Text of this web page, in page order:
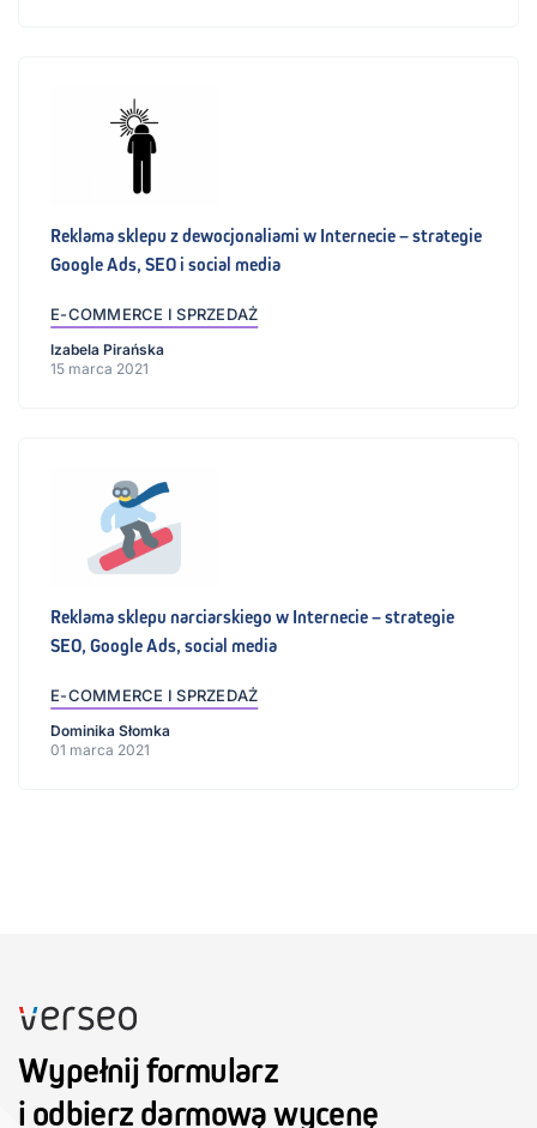
Reklama sklepu z dewocjonaliami w Internecie – strategie
Google Ads, SEO i social media
E-COMMERCE I SPRZEDAŻ
Izabela Pirańska
15 marca 2021
Reklama sklepu narciarskiego w Internecie – strategie
SEO, Google Ads, social media
E-COMMERCE I SPRZEDAŻ
Dominika Słomka
01 marca 2021
Wypełnij formularz
i odbierz darmową wycenę